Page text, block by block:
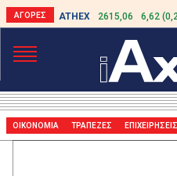
ATHEX 2615,06 6,62
ΟΙΚΟΝΟΜΙΑ ΤΡΑΠΕΖΕΣ ΕΠΙΧΕΙΡΗΣΕΙΣ